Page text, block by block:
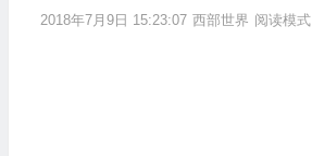
2018年7月9日 15:23:07 西部世界 阅读模式